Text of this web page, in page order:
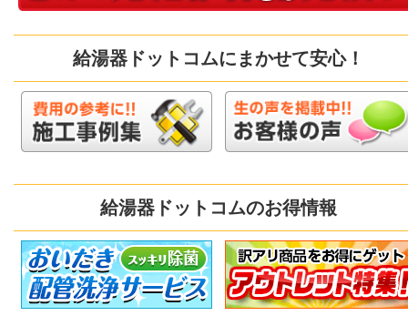
給湯器ドットコムにまかせて安心！
給湯器ドットコムのお得情報